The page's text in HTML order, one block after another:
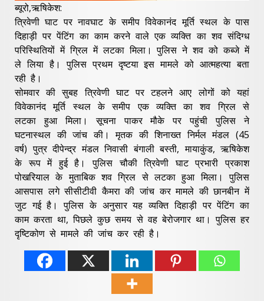
ब्यूरो,ऋषिकेश:
त्रिवेणी घाट पर नावघाट के समीप विवेकानंद मूर्ति स्थल के पास
दिहाड़ी पर पेंटिंग का काम करने वाले एक व्यक्ति का शव संदिग्ध
परिस्थितियों में ग्रिल में लटका मिला। पुलिस ने शव को कब्जे में
ले लिया है। पुलिस प्रथम दृष्टया इस मामले को आत्महत्या बता
रही है।
सोमवार की सुबह त्रिवेणी घाट पर टहलने आए लोगों को यहां
विवेकानंद मूर्ति स्थल के समीप एक व्यक्ति का शव ग्रिल से
लटका हुआ मिला। सूचना पाकर मौके पर पहुंची पुलिस ने
घटनास्थल की जांच की। मृतक की शिनाख्त निर्मल मंडल (45
वर्ष) पुत्र दीपेन्द्र मंडल निवासी बंगाली बस्ती, मायाकुंड, ऋषिकेश
के रूप में हुई है। पुलिस चौकी त्रिवेणी घाट प्रभारी प्रकाश
पोखरियाल के मुताबिक शव ग्रिल से लटका हुआ मिला। पुलिस
आसपास लगे सीसीटीवी कैमरा की जांच कर मामले की छानबीन में
जुट गई है। पुलिस के अनुसार यह व्यक्ति दिहाड़ी पर पेंटिंग का
काम करता था, पिछले कुछ समय से वह बेरोजगार था। पुलिस हर
दृष्टिकोण से मामले की जांच कर रही है।